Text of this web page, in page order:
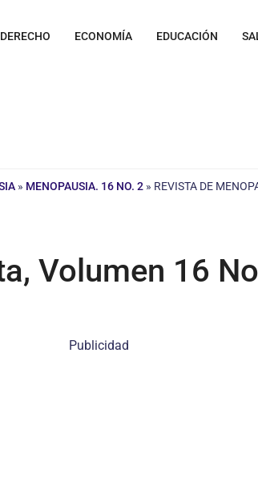
DERECHO ECONOMÍA EDUCACIÓN
» MENOPAUSIA. 16 NO. 2 » REVISTA DE
Volumen 16
Publicidad